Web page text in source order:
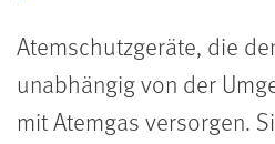
Atemschutzgeräte, die
unabhängig von der
mit Atemgas versorgen.